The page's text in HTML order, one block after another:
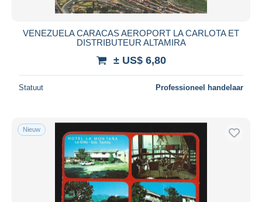
VENEZUELA CARACAS AEROPORT LA CARLOTA ET
DISTRIBUTEUR ALTAMIRA
± US$ 6,80
Statuut Professioneel handelaar
Nieuw